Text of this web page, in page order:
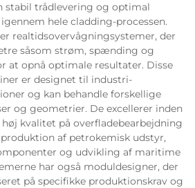
stabil trådlevering og optimal
hele cladding-processen.
realtidsovervågningsystemer, der
såsom strøm, spænding og
at opnå optimale resultater. Disse
er designet til industri-
og kan behandle forskellige
og geometrier. De excellerer inden
kvalitet på overfladebearbejdning
af petrokemisk udstyr,
og udvikling af maritime
har også moduldesigner, der
på specifikke produktionskrav og